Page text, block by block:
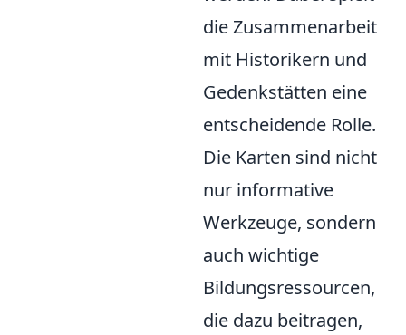
die Zusammenarbeit
mit Historikern und
Gedenkstätten eine
entscheidende Rolle.
Die Karten sind nicht
nur informative
Werkzeuge, sondern
auch wichtige
Bildungsressourcen,
die dazu beitragen,